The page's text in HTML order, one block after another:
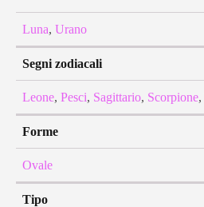
Luna, Urano
Segni zodiacali
Leone, Pesci, Sagittario, Scorpione,
Forme
Ovale
Tipo